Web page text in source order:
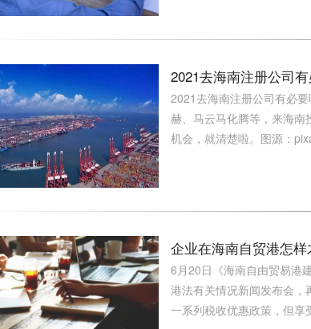
2021去海南注册公司
2021去海南注册公司有必
赫、马云马化腾等，来海
机会，就清楚啦。图源：
企业在海南自贸港怎
6月20日《海南自由贸易港
港法有关情况新闻发布会，
一系列税收优惠政策，但享